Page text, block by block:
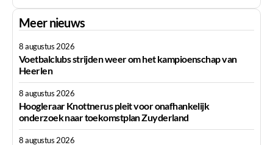
Meer nieuws
8 augustus 2026
Voetbalclubs strijden weer om het kampioenschap van
Heerlen
8 augustus 2026
Hoogleraar Knottnerus pleit voor onafhankelijk
onderzoek naar toekomstplan Zuyderland
8 augustus 2026